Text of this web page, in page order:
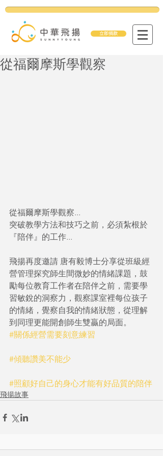
立即捐款
從福爾摩斯學觀察
從福爾摩斯學觀察...
突破教學方法和技巧之前，必須紮根於
『陪伴』的工作...
飛揚再度邀請 唐有毅博士分享從班級經
營管理探究師生間微妙的情緒課題，鼓
勵每位教育工作者在陪伴之前，需要學
習敏銳的洞察力，觀察課室裡每位孩子
的情緒，覺察自我的情緒狀態，從理解
到同理更能開創師生雙贏的局面。
#關係經營需要刻意練習
#傾聽讚美不能少
#照顧好自己的身心才能有好品質的陪伴
飛揚故事